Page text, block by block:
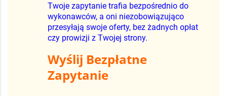
Twoje zapytanie trafia bezpośrednio do
wykonawców, a oni niezobowiązująco
przesyłają swoje oferty, bez żadnych opłat
czy prowizji z Twojej strony.
Wyślij Bezpłatne
Zapytanie